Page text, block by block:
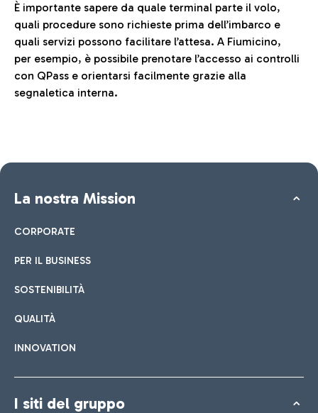
È importante sapere da quale terminal parte il volo,
quali procedure sono richieste prima dell’imbarco e
quali servizi possono facilitare l’attesa. A Fiumicino,
per esempio, è possibile prenotare l’accesso ai controlli
con QPass e orientarsi facilmente grazie alla
segnaletica interna.
La nostra Mission
CORPORATE
PER IL BUSINESS
SOSTENIBILITÀ
QUALITÀ
INNOVATION
I siti del gruppo